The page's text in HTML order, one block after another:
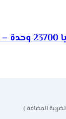
مكيف كونسيلد
المضافة )